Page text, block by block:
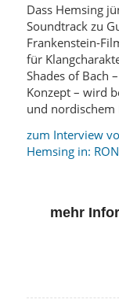
Dass Hemsing
Soundtrack zu
Frankenstein-
für
Shades of Bach
Konzept – wird
und nordischem
zum Interview
Hemsing in:
mehr